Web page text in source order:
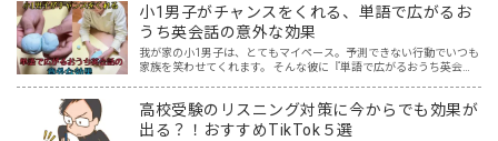
小1男子がチャンスをくれる、単語で広がるお
うち英会話の意外な効果
我が家の小1男子は、とてもマイペース。予測できない行動でいつも
家族を笑わせてくれます。 そんな彼に『単語で広がるおうち英会
高校受験のリスニング対策に今からでも効果が
出る？！おすすめTikTok５選